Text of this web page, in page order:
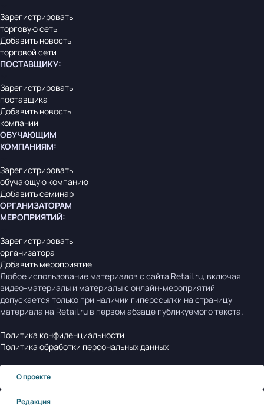
Зарегистрировать
торговую сеть
Добавить новость
торговой сети
ПОСТАВЩИКУ:
Зарегистрировать
поставщика
Добавить новость
компании
ОБУЧАЮЩИМ
КОМПАНИЯМ:
Зарегистрировать
обучающую компанию
Добавить семинар
ОРГАНИЗАТОРАМ
МЕРОПРИЯТИЙ:
Зарегистрировать
организатора
Добавить мероприятие
Любое использование материалов с сайта Retail.ru, включая
видео-материалы и материалы с онлайн-мероприятий
допускается только при наличии гиперссылки на страницу
материала на Retail.ru в первом абзаце публикуемого текста.
Политика конфиденциальности
Политика обработки персональных данных
О проекте
Редакция